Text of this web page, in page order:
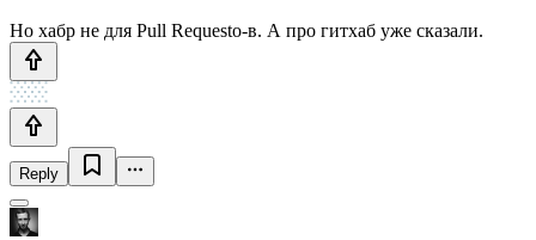
Но хабр не для Pull Requesto-в. А про гитхаб уже сказали.
Reply